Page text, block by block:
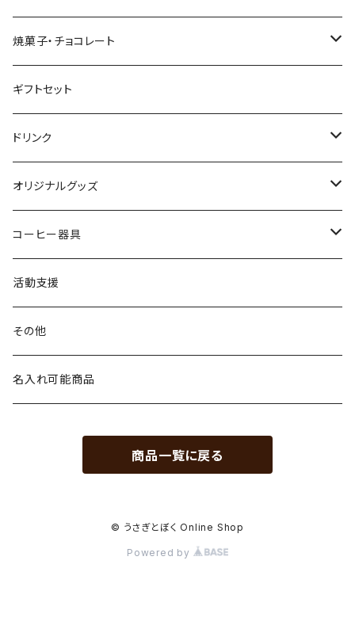
クリックポスト配送セット
コーヒー豆 200g (個別銘柄)
ブレンド
シングルオリジン
ドリップバッグ・コーヒーバッグ
水出しコーヒーパック
焼菓子・チョコレート
うさぎのビスケット
焼きドーナツ
コインチョコレート
ギフトセット
ドリンク
ミルクコーヒーの素
オリジナルサイダー
オリジナルグッズ
雑貨
マグカップ
コーヒー器具
ペーパーフィルター
台形
円すい形
KINTO SLOW COFFEE STYLE
プラスティックブリューワー
HARIO
活動支援
その他
名入れ可能商品
商品一覧に戻る
© うさぎとぼく Online Shop
Powered by